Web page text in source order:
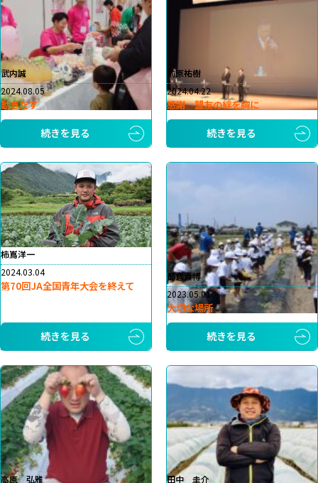
武内誠
2024.08.05
動きだす
続きを見る
前原祐樹
2024.04.22
感謝 盟友の絆を胸に
続きを見る
柿嶌洋一
2024.03.04
第70回JA全国青年大会を終えて
続きを見る
都倉貴博
2023.05.01
大切な場所
続きを見る
高原 弘雅 田中 圭介